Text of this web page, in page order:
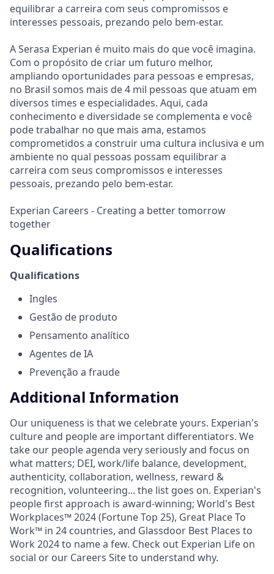
equilibrar a carreira com seus compromissos e
interesses pessoais, prezando pelo bem-estar.
A Serasa Experian é muito mais do que você imagina.
Com o propósito de criar um futuro melhor,
ampliando oportunidades para pessoas e empresas,
no Brasil somos mais de 4 mil pessoas que atuam em
diversos times e especialidades. Aqui, cada
conhecimento e diversidade se complementa e você
pode trabalhar no que mais ama, estamos
comprometidos a construir uma cultura inclusiva e um
ambiente no qual pessoas possam equilibrar a
carreira com seus compromissos e interesses
pessoais, prezando pelo bem-estar.
Experian Careers - Creating a better tomorrow
together
Qualifications
Qualifications
Ingles
Gestão de produto
Pensamento analítico
Agentes de IA
Prevenção a fraude
Additional Information
Our uniqueness is that we celebrate yours. Experian's
culture and people are important differentiators. We
take our people agenda very seriously and focus on
what matters; DEI, work/life balance, development,
authenticity, collaboration, wellness, reward &
recognition, volunteering... the list goes on. Experian's
people first approach is award-winning; World's Best
Workplaces™ 2024 (Fortune Top 25), Great Place To
Work™ in 24 countries, and Glassdoor Best Places to
Work 2024 to name a few. Check out Experian Life on
social or our Careers Site to understand why.